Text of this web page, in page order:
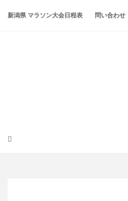
新潟県 マラソン大会日程表 問い合わせ